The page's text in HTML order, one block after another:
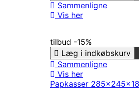
Sammenligne
Vis her
tilbud -15%
Læg i indkøbskurv
Sammenligne
Vis her
Papkasser